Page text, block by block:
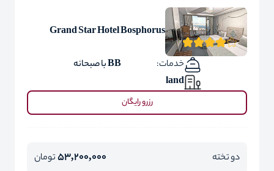
Grand Star Hotel Bosphorus
خدمات:
BB با صبحانه
land
رزرو رایگان
دو تخته 53,200,000تومان